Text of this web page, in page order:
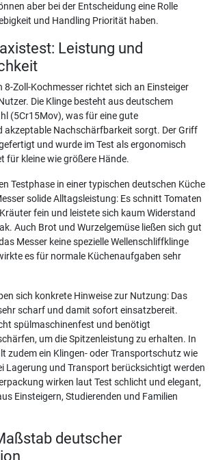
aber bei der Entscheidung eine Rolle
und Handling Priorität haben.
Leistung und
8-Zoll-Kochmesser richtet sich an Einsteiger
Die Klinge besteht aus deutschem
(5Cr15Mov), was für eine gute
akzeptable Nachschärfbarkeit sorgt. Der Griff
und wurde im Test als ergonomisch
für kleine wie größere Hände.
Testphase in einer typischen deutschen Küche
solide Alltagsleistung: Es schnitt Tomaten
fein und leistete sich kaum Widerstand
Auch Brot und Wurzelgemüse ließen sich gut
Messer keine spezielle Wellenschliffklinge
es für normale Küchenaufgaben sehr
sich konkrete Hinweise zur Nutzung: Das
scharf und damit sofort einsatzbereit.
spülmaschinenfest und benötigt
um die Spitzenleistung zu erhalten. In
zudem ein Klingen- oder Transportschutz wie
Lagerung und Transport berücksichtigt werden
wirken laut Test schlicht und elegant,
Einsteigern, Studierenden und Familien
deutscher